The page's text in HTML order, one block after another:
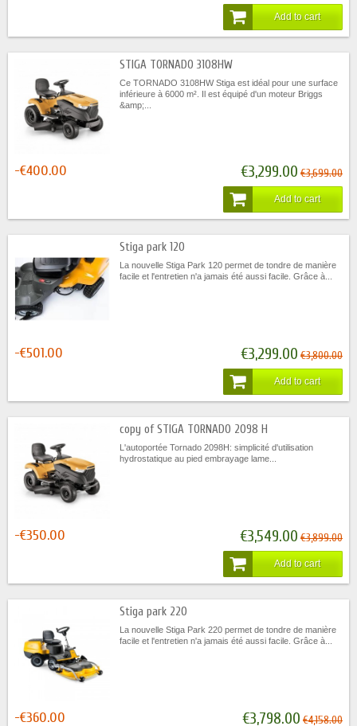
Add to cart
STIGA TORNADO 3108HW
Ce TORNADO 3108HW Stiga est idéal pour une surface
inférieure à 6000 m². Il est équipé d'un moteur Briggs
&amp;...
-€400.00 €3,299.00 €3,699.00
Add to cart
Stiga park 120
La nouvelle Stiga Park 120 permet de tondre de manière
facile et l'entretien n'a jamais été aussi facile. Grâce à...
-€501.00 €3,299.00 €3,800.00
Add to cart
copy of STIGA TORNADO 2098 H
L'autoportée Tornado 2098H: simplicité d'utilisation
hydrostatique au pied embrayage lame...
-€350.00 €3,549.00 €3,899.00
Add to cart
Stiga park 220
La nouvelle Stiga Park 220 permet de tondre de manière
facile et l'entretien n'a jamais été aussi facile. Grâce à...
-€360.00 €3,798.00 €4,158.00